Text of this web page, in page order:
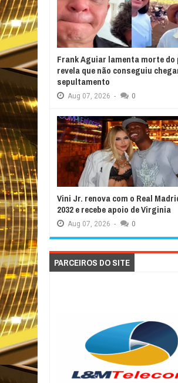
Frank Aguiar lamenta morte do
revela que não conseguiu
sepultamento
Aug 07, 2026 - 0
Vini Jr. renova com o Real
2032 e recebe apoio de Virginia
Aug 07, 2026 - 0
PARCEIROS DO SITE